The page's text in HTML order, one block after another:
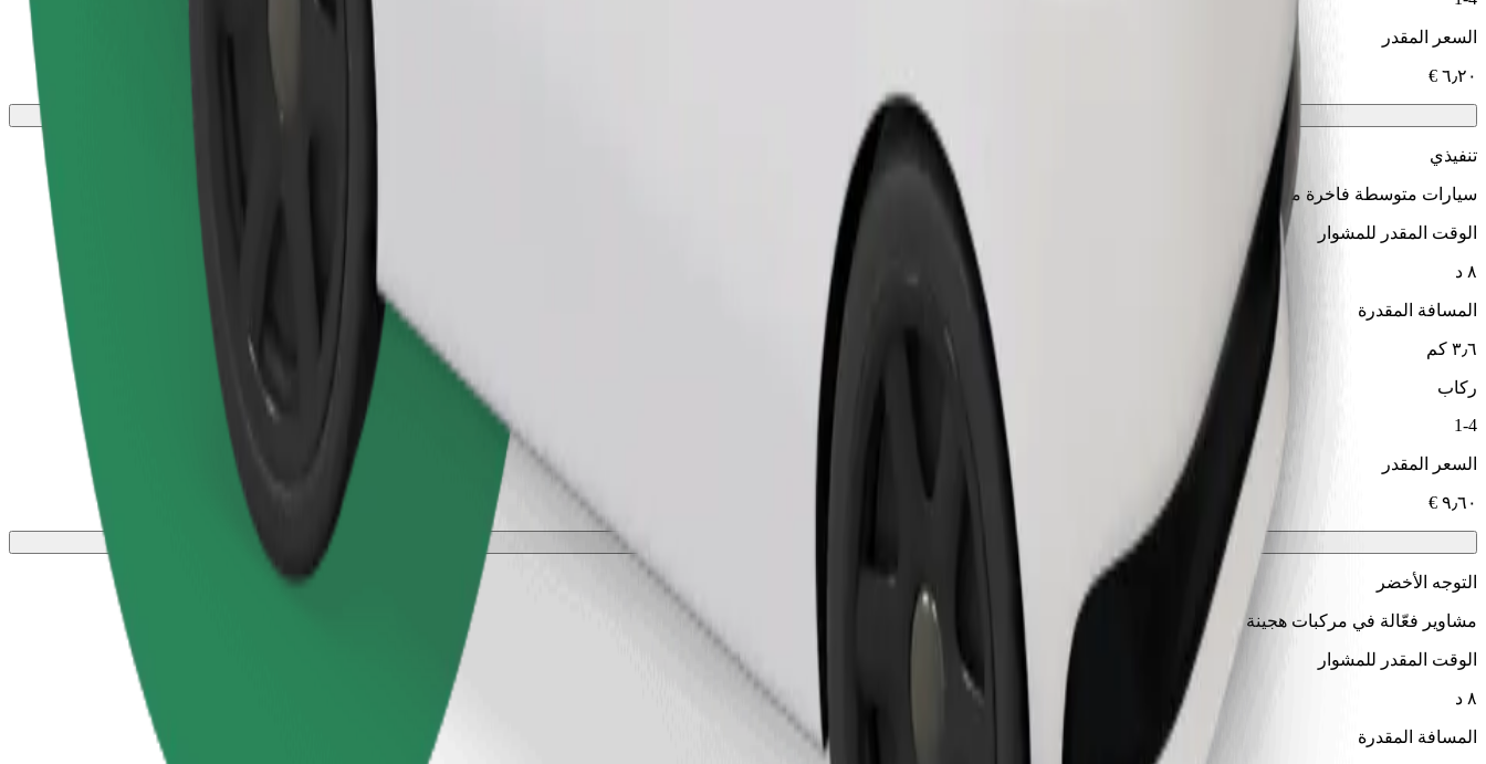
السعر المقدر
تنفيذي
سيارات متوسطة فاخرة مع خدمات راقية
الوقت المقدر للمشوار
٨ د
المسافة المقدرة
٣٫٦ كم
ركاب
1-4
السعر المقدر
التوجه الأخضر
مشاوير فعّالة في مركبات هجينة وكهربائية
الوقت المقدر للمشوار
٨ د
المسافة المقدرة